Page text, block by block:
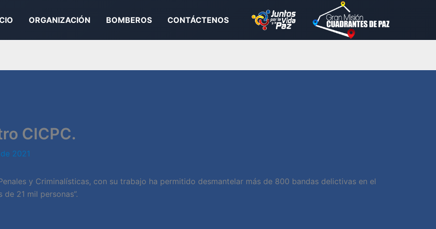
ORGANIZACIÓN BOMBEROS CONTÁCTENOS
CICPC.
2021
y Criminalísticas, con su trabajo ha permitido desmantelar más de 800 bandas delictivas en el
21 mil personas”.